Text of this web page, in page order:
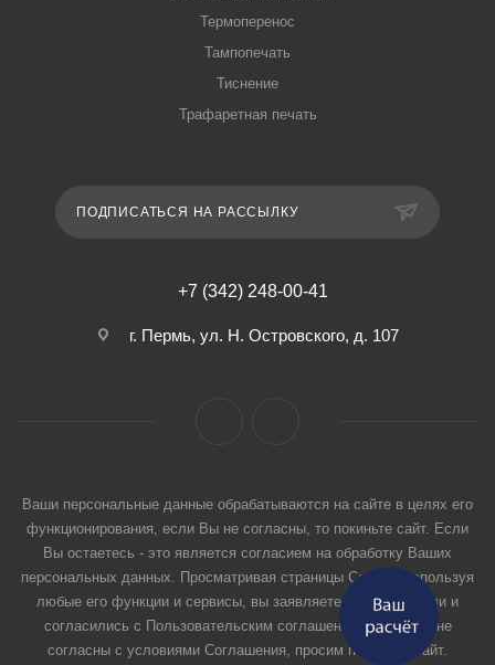
Термоперенос
Тампопечать
Тиснение
Трафаретная печать
ПОДПИСАТЬСЯ НА РАССЫЛКУ
+7 (342) 248-00-41
г. Пермь, ул. Н. Островского, д. 107
Ваши персональные данные обрабатываются на сайте в целях его
функционирования, если Вы не согласны, то покиньте сайт. Если
Вы остаетесь - это является согласием на обработку Ваших
персональных данных. Просматривая страницы Сайта и используя
любые его функции и сервисы, вы заявляете, что прочитали и
согласились с Пользовательским соглашением. Если вы не
согласны с условиями Соглашения, просим покинуть Сайт.